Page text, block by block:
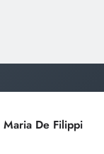
De Filippi